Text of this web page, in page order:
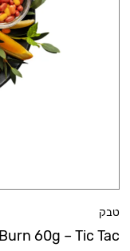
טבק
60g – Tic Tac